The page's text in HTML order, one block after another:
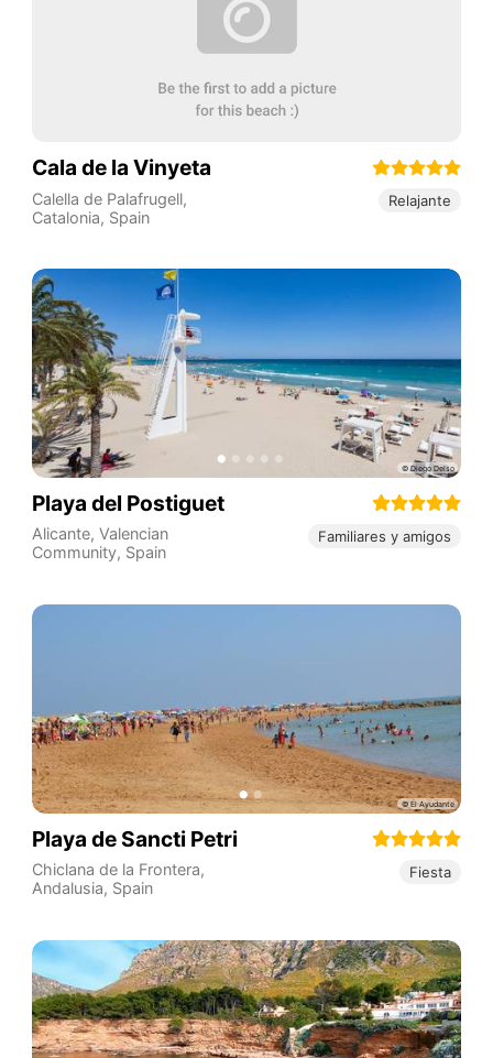
Cala de la Vinyeta
Calella de Palafrugell,
Catalonia, Spain
Relajante
Playa del Postiguet
Alicante, Valencian
Community, Spain
Familiares y amigos
Playa de Sancti Petri
Chiclana de la Frontera,
Andalusia, Spain
Fiesta